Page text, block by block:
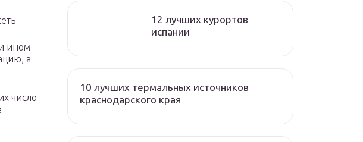
ином
а
число
12 лучших курортов
испании
10 лучших термальных источников
краснодарского края